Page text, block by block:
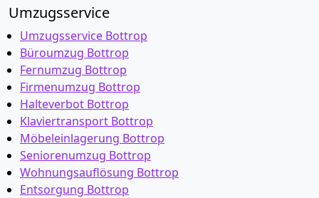
Umzugsservice
Umzugsservice Bottrop
Büroumzug Bottrop
Fernumzug Bottrop
Firmenumzug Bottrop
Halteverbot Bottrop
Klaviertransport Bottrop
Möbeleinlagerung Bottrop
Seniorenumzug Bottrop
Wohnungsauflösung Bottrop
Entsorgung Bottrop